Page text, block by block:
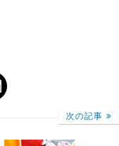
次の記事